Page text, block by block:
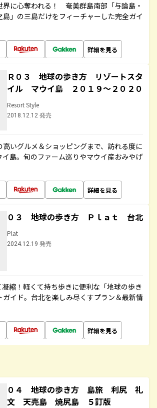
界に心奪われる！ 奄美群島南部「与論島・
」の三島だけをフィーチャーした完全ガイ
詳細を見る
Ｒ０３ 地球の歩き方 リゾートスタ
イル マウイ島 ２０１９～２０２０
Resort Style
2018.12.12 発売
いグルメ＆ショッピングまで、訪れる度に
島。旬のファーム巡りやマウイ産おみやげ
詳細を見る
０３ 地球の歩き方 Ｐｌａｔ 台北
Plat
2024.12.19 発売
凝縮！軽くて持ち歩きに便利な「地球の歩き
イド。台北を楽しみ尽くすプラン＆最新情
詳細を見る
０４ 地球の歩き方 島旅 利尻 礼
文 天売島 焼尻島 ５訂版